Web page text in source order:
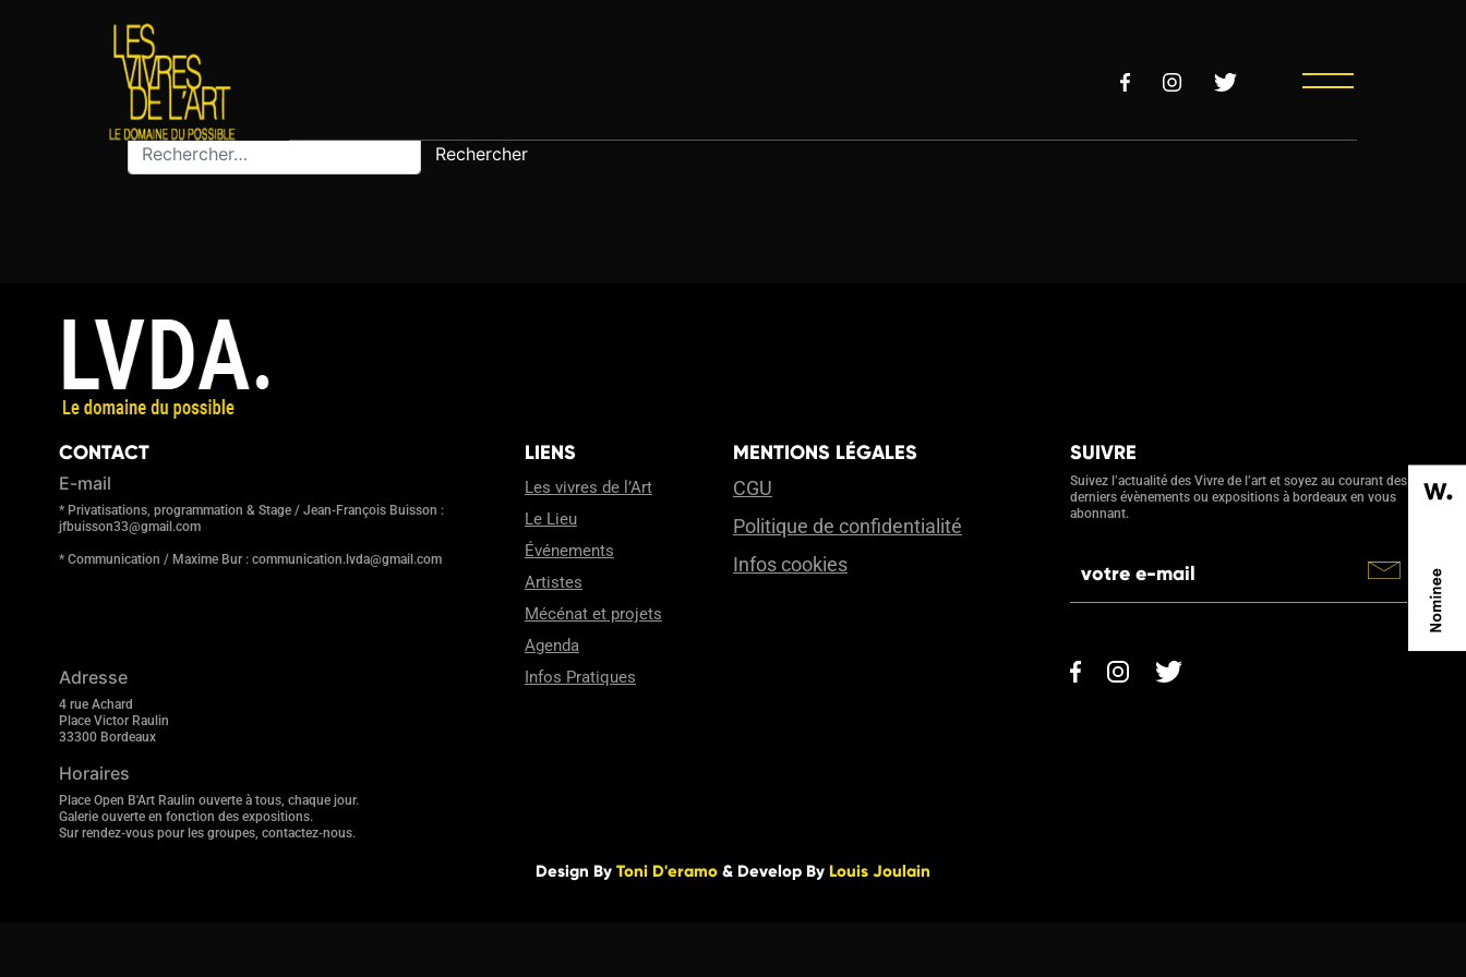
CATÉGORIE :
Sorry, no results were found.
CONTACT
E-mail
* Privatisations, programmation & Stage / Jean-François Buisson :
jfbuisson33@gmail.com
* Communication / Maxime Bur : communication.lvda@gmail.com
Adresse
4 rue Achard
Place Victor Raulin
33300 Bordeaux
Horaires
Place Open B'Art Raulin ouverte à tous, chaque jour.
Galerie ouverte en fonction des expositions.
Sur rendez-vous pour les groupes, contactez-nous.
LIENS
Les vivres de l’Art
Le Lieu
Événements
Artistes
Mécénat et projets
Agenda
Infos Pratiques
MENTIONS LÉGALES
CGU
Politique de confidentialité
Infos cookies
SUIVRE
Suivez l’actualité des Vivre de l’art et soyez au courant des
derniers évènements ou expositions à bordeaux en vous
abonnant.
Design By Toni D'eramo & Develop By Louis Joulain